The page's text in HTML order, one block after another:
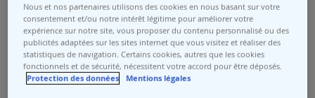
Rallye d'Yvoire : La Murder Party
dans la ville
Nous et nos partenaires utilisons des cookies en nous basant sur votre
consentement et/ou notre intérêt légitime pour améliorer votre
expérience sur notre site, vous proposer du contenu personnalisé ou des
publicités adaptées sur les sites internet que vous visitez et réaliser des
statistiques de navigation. Certains cookies, autres que les cookies
fonctionnels et de sécurité, nécessitent votre accord pour être déposés.
Protection des données Mentions légales